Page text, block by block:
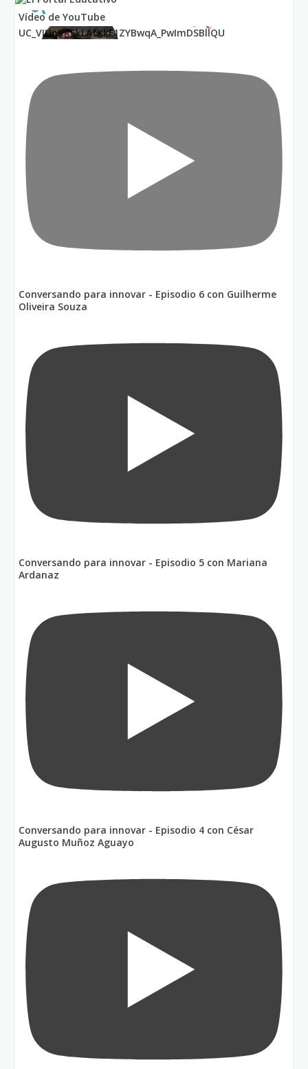
Vídeo de YouTube
UC_VIUnVRSkLAfKkF1ZYBwqA_PwImDSBllQU
Conversando para innovar - Episodio 6 con Guilherme
Oliveira Souza
Conversando para innovar - Episodio 5 con Mariana
Ardanaz
Conversando para innovar - Episodio 4 con César
Augusto Muñoz Aguayo